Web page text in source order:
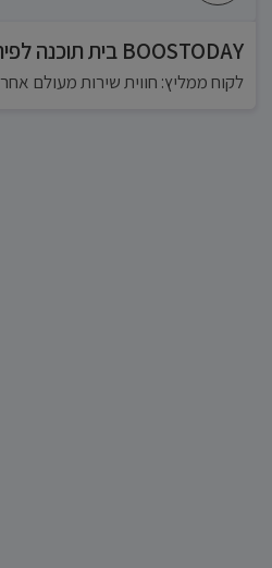
BOOSTODAY בית תוכנה לפיתוח אתרים
לקוח ממליץ: חווית שירות מעולם אחר